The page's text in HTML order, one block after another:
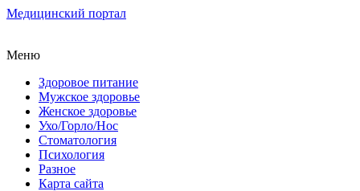
Медицинский портал
Меню
Здоровое питание
Мужское здоровье
Женское здоровье
Ухо/Горло/Нос
Стоматология
Психология
Разное
Карта сайта